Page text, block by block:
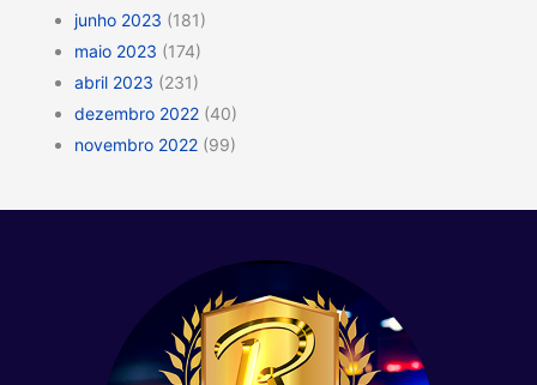
junho 2023 (181)
maio 2023 (174)
abril 2023 (231)
dezembro 2022 (40)
novembro 2022 (99)